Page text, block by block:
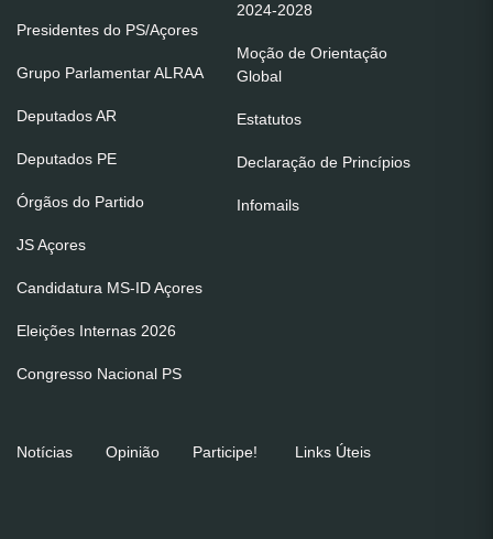
Presidentes do PS/Açores
Grupo Parlamentar ALRAA
Deputados AR
Deputados PE
Órgãos do Partido
JS Açores
Candidatura MS-ID Açores
Eleições Internas 2026
Congresso Nacional PS
2024-2028
Moção de Orientação
Global
Estatutos
Declaração de Princípios
Infomails
Notícias Opinião Participe! Links Úteis